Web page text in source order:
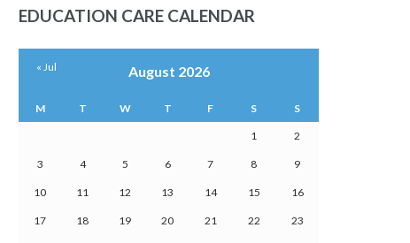
POSTS
EDUCATION CARE CALENDAR
August 2026
M T W T F S S
1 2
3 4 5 6 7 8 9
10 11 12 13 14 15 16
17 18 19 20 21 22 23
« Jul